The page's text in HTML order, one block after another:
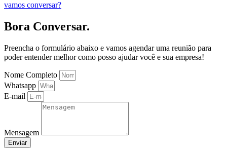
vamos conversar?
Bora Conversar.
Preencha o formulário abaixo e vamos agendar uma reunião para
poder entender melhor como posso ajudar você e sua empresa!
Nome Completo
Whatsapp
E-mail
Mensagem
Enviar